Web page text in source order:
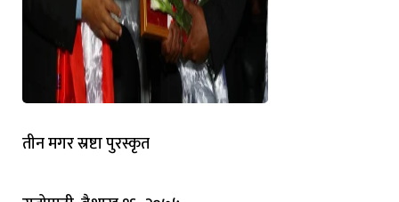
तीन मगर स्रष्टा पुरस्कृत